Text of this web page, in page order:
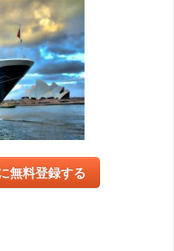
無料登録する